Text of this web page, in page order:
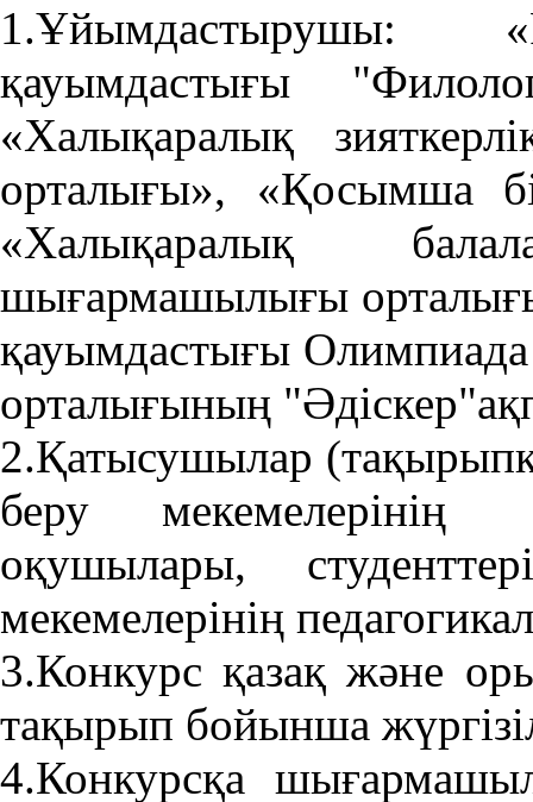
1.Ұйымдастырушы:
қауымдастығы
«Халықаралық
орталығы», «Қосымша
«Халықаралық
шығармашылығы
қауымдастығы
орталығының
2.Қатысушылар
беру мекемелерінің
оқушылары,
мекемелерінің
3.Конкурс қазақ және
тақырып бойынша
4.Конкурсқа